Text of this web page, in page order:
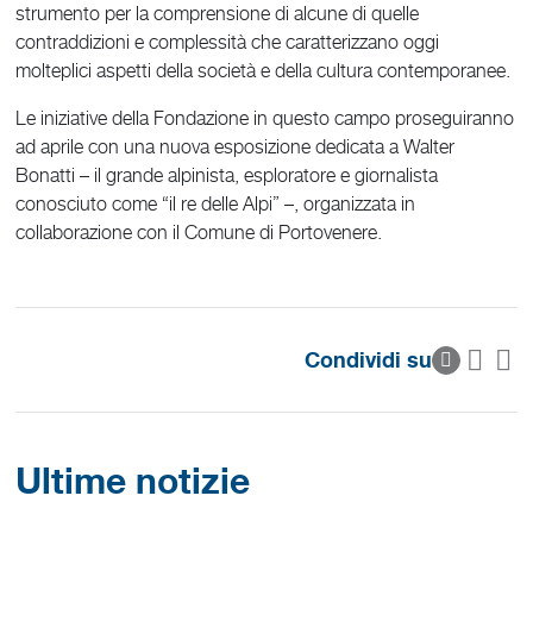
strumento per la comprensione di alcune di quelle
contraddizioni e complessità che caratterizzano oggi
molteplici aspetti della società e della cultura contemporanee.
Le iniziative della Fondazione in questo campo proseguiranno
ad aprile con una nuova esposizione dedicata a Walter
Bonatti – il grande alpinista, esploratore e giornalista
conosciuto come “il re delle Alpi” –, organizzata in
collaborazione con il Comune di Portovenere.
Condividi su
Ultime notizie